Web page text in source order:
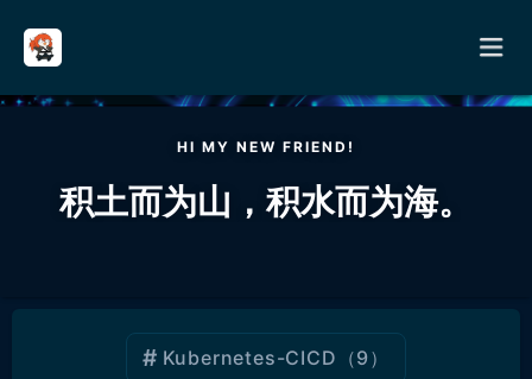
HI MY NEW FRIEND!
积土而为山，积水而为海。
Kubernetes-CICD （9）